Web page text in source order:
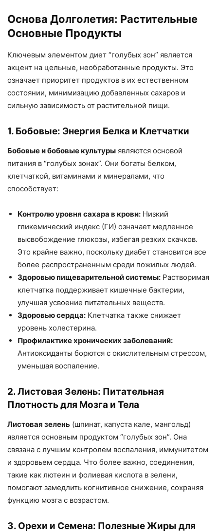
Основа Долголетия: Растительные
Основные Продукты
Ключевым элементом диет “голубых зон” является
акцент на цельные, необработанные продукты. Это
означает приоритет продуктов в их естественном
состоянии, минимизацию добавленных сахаров и
сильную зависимость от растительной пищи.
1. Бобовые: Энергия Белка и Клетчатки
Бобовые и бобовые культуры являются основой
питания в “голубых зонах”. Они богаты белком,
клетчаткой, витаминами и минералами, что
способствует:
Контролю уровня сахара в крови: Низкий
гликемический индекс (ГИ) означает медленное
высвобождение глюкозы, избегая резких скачков.
Это крайне важно, поскольку диабет становится все
более распространенным среди пожилых людей.
Здоровью пищеварительной системы: Растворимая
клетчатка поддерживает кишечные бактерии,
улучшая усвоение питательных веществ.
Здоровью сердца: Клетчатка также снижает
уровень холестерина.
Профилактике хронических заболеваний:
Антиоксиданты борются с окислительным стрессом,
уменьшая воспаление.
2. Листовая Зелень: Питательная
Плотность для Мозга и Тела
Листовая зелень (шпинат, капуста кале, мангольд)
является основным продуктом “голубых зон”. Она
связана с лучшим контролем воспаления, иммунитетом
и здоровьем сердца. Что более важно, соединения,
такие как лютеин и фолиевая кислота в зелени,
помогают замедлить когнитивное снижение, сохраняя
функцию мозга с возрастом.
3. Орехи и Семена: Полезные Жиры для